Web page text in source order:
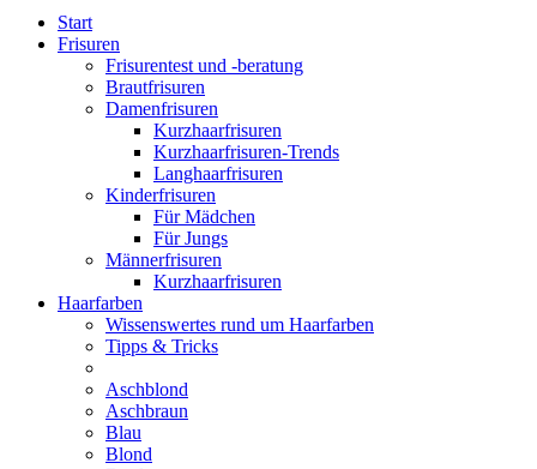
Start
Frisuren
Frisurentest und -beratung
Brautfrisuren
Damenfrisuren
Kurzhaarfrisuren
Kurzhaarfrisuren-Trends
Langhaarfrisuren
Kinderfrisuren
Für Mädchen
Für Jungs
Männerfrisuren
Kurzhaarfrisuren
Haarfarben
Wissenswertes rund um Haarfarben
Tipps & Tricks
Aschblond
Aschbraun
Blau
Blond